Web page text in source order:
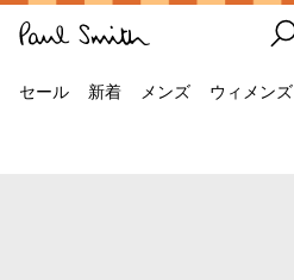
セール 新着 メンズ ウィメンズ